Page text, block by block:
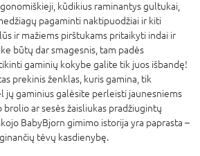
kūdikius raminantys gultukai,
pagaminti naktipuodžiai ir kiti
ir mažiems pirštukams pritaikyti indai ir
būtų dar smagesnis, tam padės
gaminių kokybe galite tik juos išbandę!
prekinis ženklas, kuris gamina, tik
jų gaminius galėsite perleisti jaunesniems
brolio ar sesės žaisliukas pradžiugintų
BabyBjorn gimimo istorija yra paprasta –
tėvų kasdienybę.